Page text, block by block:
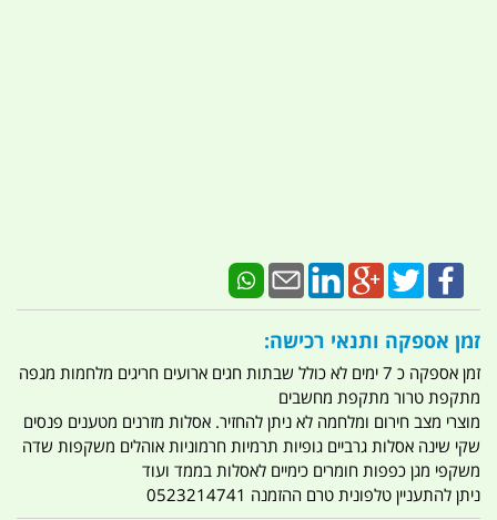
זמן אספקה ותנאי רכישה:
זמן אספקה כ 7 ימים לא כולל שבתות חגים ארועים חריגים מלחמות מגפה
מתקפת טרור מתקפת מחשבים
מוצרי מצב חירום ומלחמה לא ניתן להחזיר. אסלות מזרנים מטענים פנסים
שקי שינה אסלות גרביים גופיות תרמיות חרמוניות אוהלים משקפות שדה
משקפי מגן כפפות חומרים כימיים לאסלות בממד ועוד
ניתן להתעניין טלפונית טרם ההזמנה 0523214741